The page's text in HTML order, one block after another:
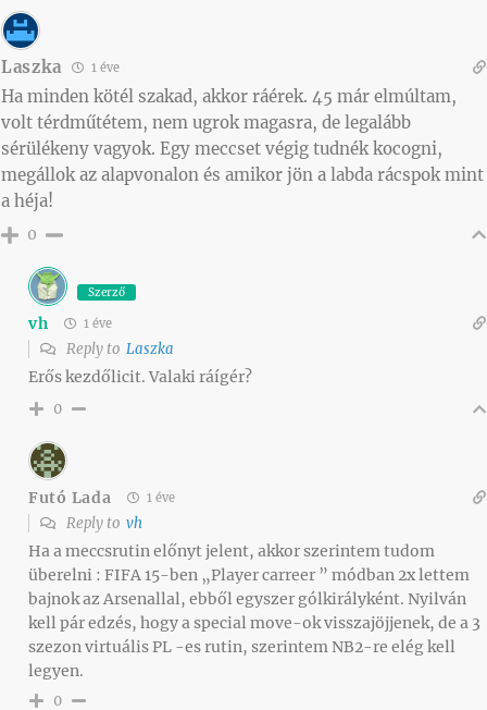
Laszka 1 éve
Ha minden kötél szakad, akkor ráérek. 45 már elmúltam,
volt térdműtétem, nem ugrok magasra, de legalább
sérülékeny vagyok. Egy meccset végig tudnék kocogni,
megállok az alapvonalon és amikor jön a labda rácspok mint
a héja!
0
Szerző
vh 1 éve
Reply to Laszka
Erős kezdőlicit. Valaki ráígér?
0
Futó Lada 1 éve
Reply to vh
Ha a meccsrutin előnyt jelent, akkor szerintem tudom
überelni : FIFA 15-ben „Player carreer ” módban 2x lettem
bajnok az Arsenallal, ebből egyszer gólkirályként. Nyilván
kell pár edzés, hogy a special move-ok visszajöjjenek, de a 3
szezon virtuális PL -es rutin, szerintem NB2-re elég kell
legyen.
0